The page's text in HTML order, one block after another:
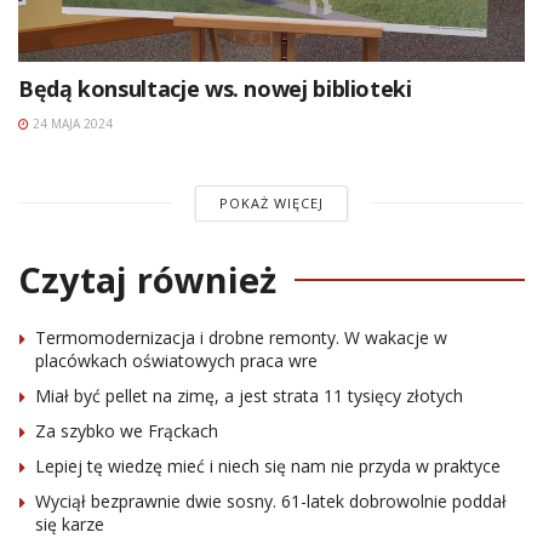
Będą konsultacje ws. nowej biblioteki
24 MAJA 2024
POKAŻ WIĘCEJ
Czytaj również
Termomodernizacja i drobne remonty. W wakacje w
placówkach oświatowych praca wre
Miał być pellet na zimę, a jest strata 11 tysięcy złotych
Za szybko we Frąckach
Lepiej tę wiedzę mieć i niech się nam nie przyda w praktyce
Wyciął bezprawnie dwie sosny. 61-latek dobrowolnie poddał
się karze